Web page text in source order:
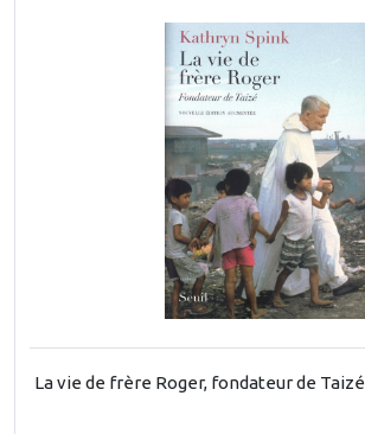
La vie de frère Roger, fondateur de Taizé